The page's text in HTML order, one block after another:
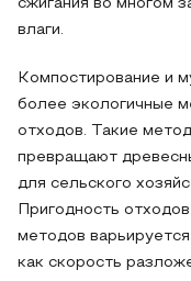
сжигания во многом
влаги.
Компостирование и
более экологичные
отходов. Такие
превращают
для сельского
Пригодность
методов
как скорость